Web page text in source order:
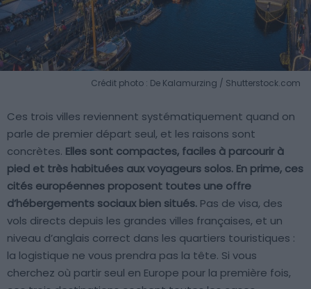
Crédit photo : De Kalamurzing / Shutterstock.com
Ces trois villes reviennent systématiquement quand on
parle de premier départ seul, et les raisons sont
concrètes. Elles sont compactes, faciles à parcourir à
pied et très habituées aux voyageurs solos. En prime, ces
cités européennes proposent toutes une offre
d’hébergements sociaux bien situés. Pas de visa, des
vols directs depuis les grandes villes françaises, et un
niveau d’anglais correct dans les quartiers touristiques :
la logistique ne vous prendra pas la tête. Si vous
cherchez où partir seul en Europe pour la première fois,